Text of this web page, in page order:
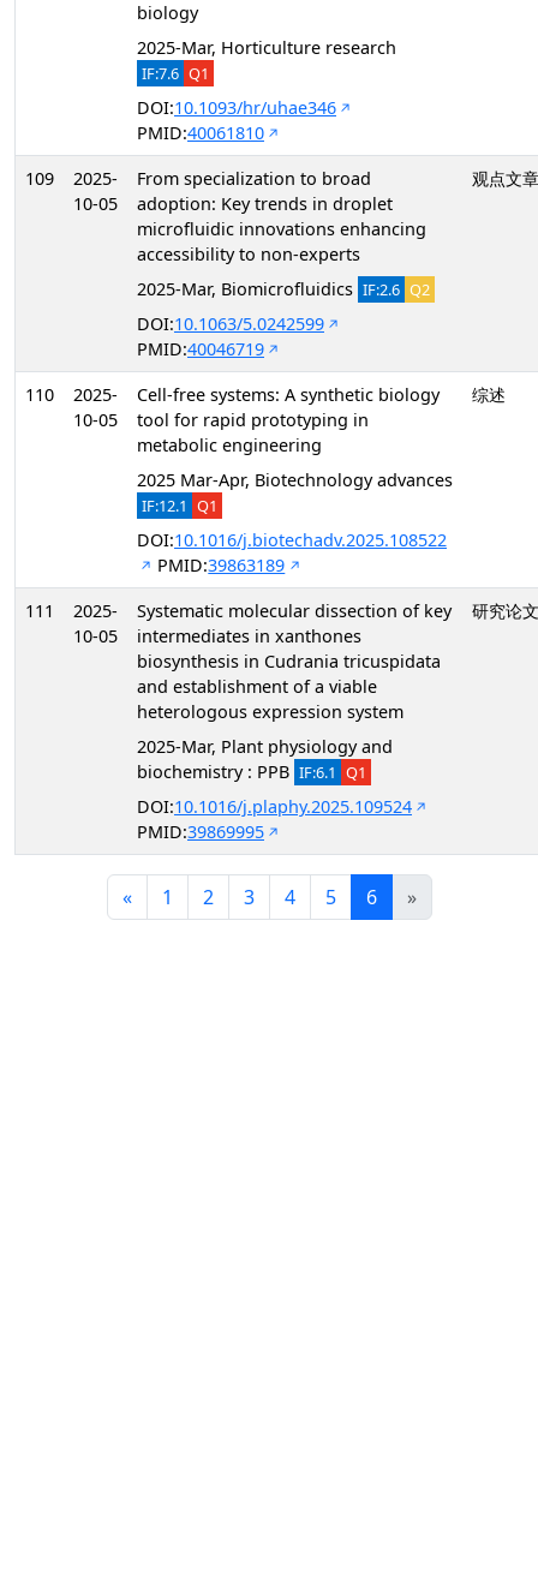
biology
2025-Mar, Horticulture research
IF:7.6 Q1
DOI:10.1093/hr/uhae346
PMID:40061810
109
2025-
10-05
From specialization to broad
adoption: Key trends in droplet
microfluidic innovations enhancing
accessibility to non-experts
2025-Mar, Biomicrofluidics IF:2.6 Q2
DOI:10.1063/5.0242599
PMID:40046719
观点文章
110
2025-
10-05
Cell-free systems: A synthetic biology
tool for rapid prototyping in
metabolic engineering
2025 Mar-Apr, Biotechnology advances
IF:12.1 Q1
DOI:10.1016/j.biotechadv.2025.108522
PMID:39863189
综述
111
2025-
10-05
Systematic molecular dissection of key
intermediates in xanthones
biosynthesis in Cudrania tricuspidata
and establishment of a viable
heterologous expression system
2025-Mar, Plant physiology and
biochemistry : PPB IF:6.1 Q1
DOI:10.1016/j.plaphy.2025.109524
PMID:39869995
研究论文
« 1 2 3 4 5 6 »